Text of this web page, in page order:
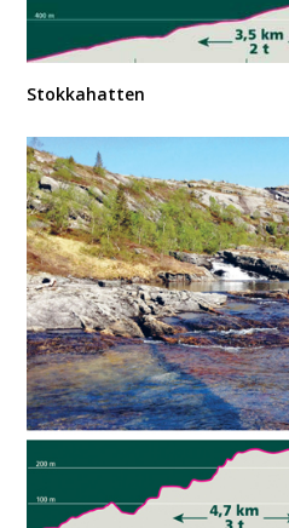
Stokkahatten